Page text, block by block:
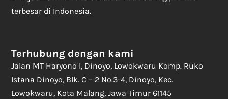
terbesar di Indonesia.
Terhubung dengan kami
Jalan MT Haryono I, Dinoyo, Lowokwaru Komp. Ruko
Istana Dinoyo, Blk. C – 2 No.3-4, Dinoyo, Kec.
Lowokwaru, Kota Malang, Jawa Timur 61145